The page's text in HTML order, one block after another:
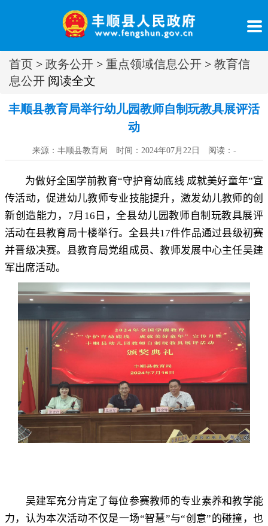
首页 > 政务公开 > 重点领域信息公开 > 教育信
息公开 阅读全文
丰顺县教育局举行幼儿园教师自制玩教具展评活
动
来源：丰顺县教育局 时间：2024年07月22日 阅读： -
为做好全国学前教育“守护育幼底线 成就美好童年”宣
传活动 ，促进幼儿教师专业技能提升，激发幼儿教师的创
新创造能力 ， 7月 16 日 ，全县幼儿园教师自制玩教具展评
活动在县教育局十楼举行。全县共17件作品通过县级初赛
并晋级决赛。 县教育局党组成员、教师发展中心主任吴建
军出席活动。
吴建军充分肯定了每位参赛教师的专业素养和教学能
力 ， 认为本次活动不仅是一场“智慧”与“创意”的碰撞，也